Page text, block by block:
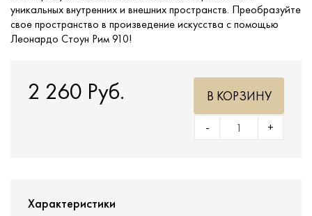
уникальных внутренних и внешних пространств. Преобразуйте
свое пространство в произведение искусства с помощью
Леонардо Стоун Рим 910!
2 260 Руб.
+
-
В КОРЗИНУ
Характеристики